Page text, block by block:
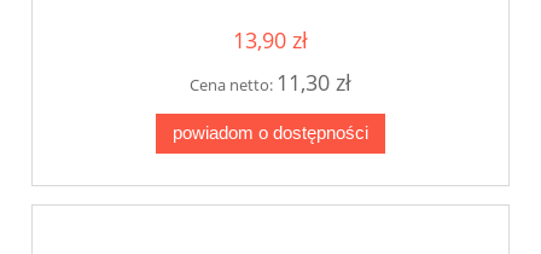
13,90 zł
Cena netto: 11,30 zł
powiadom o dostępności